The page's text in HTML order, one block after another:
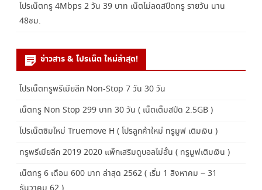
โปรเน็ตทรู 4Mbps 2 วัน 39 บาท เน็ตไม่ลดสปีดทรู รายวัน นาน
48ชม.
ข่าวสาร & โปรเน็ต ใหม่ล่าสุด!
โปรเน็ตทรูพรีเมียลีก Non-Stop 7 วัน 30 วัน
เน็ตทรู Non Stop 299 บาท 30 วัน ( เน็ตเต็มสปีด 2.5GB )
โปรเน็ตซิมใหม่ Truemove H ( โปรลูกค้าใหม่ ทรูมูฟ เติมเงิน )
ทรูพรีเมียลีก 2019 2020 แพ็กเสริมดูบอลไม่อั้น ( ทรูมูฟเติมเงิน )
เน็ตทรู 6 เดือน 600 บาท ล่าสุด 2562 ( เริ่ม 1 สิงหาคม – 31